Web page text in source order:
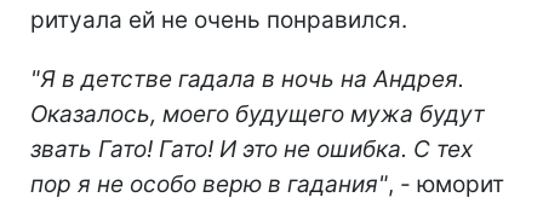
ритуала ей не очень понравился.
"Я в детстве гадала в ночь на Андрея.
Оказалось, моего будущего мужа будут
звать Гато! Гато! И это не ошибка. С тех
пор я не особо верю в гадания", - юморит